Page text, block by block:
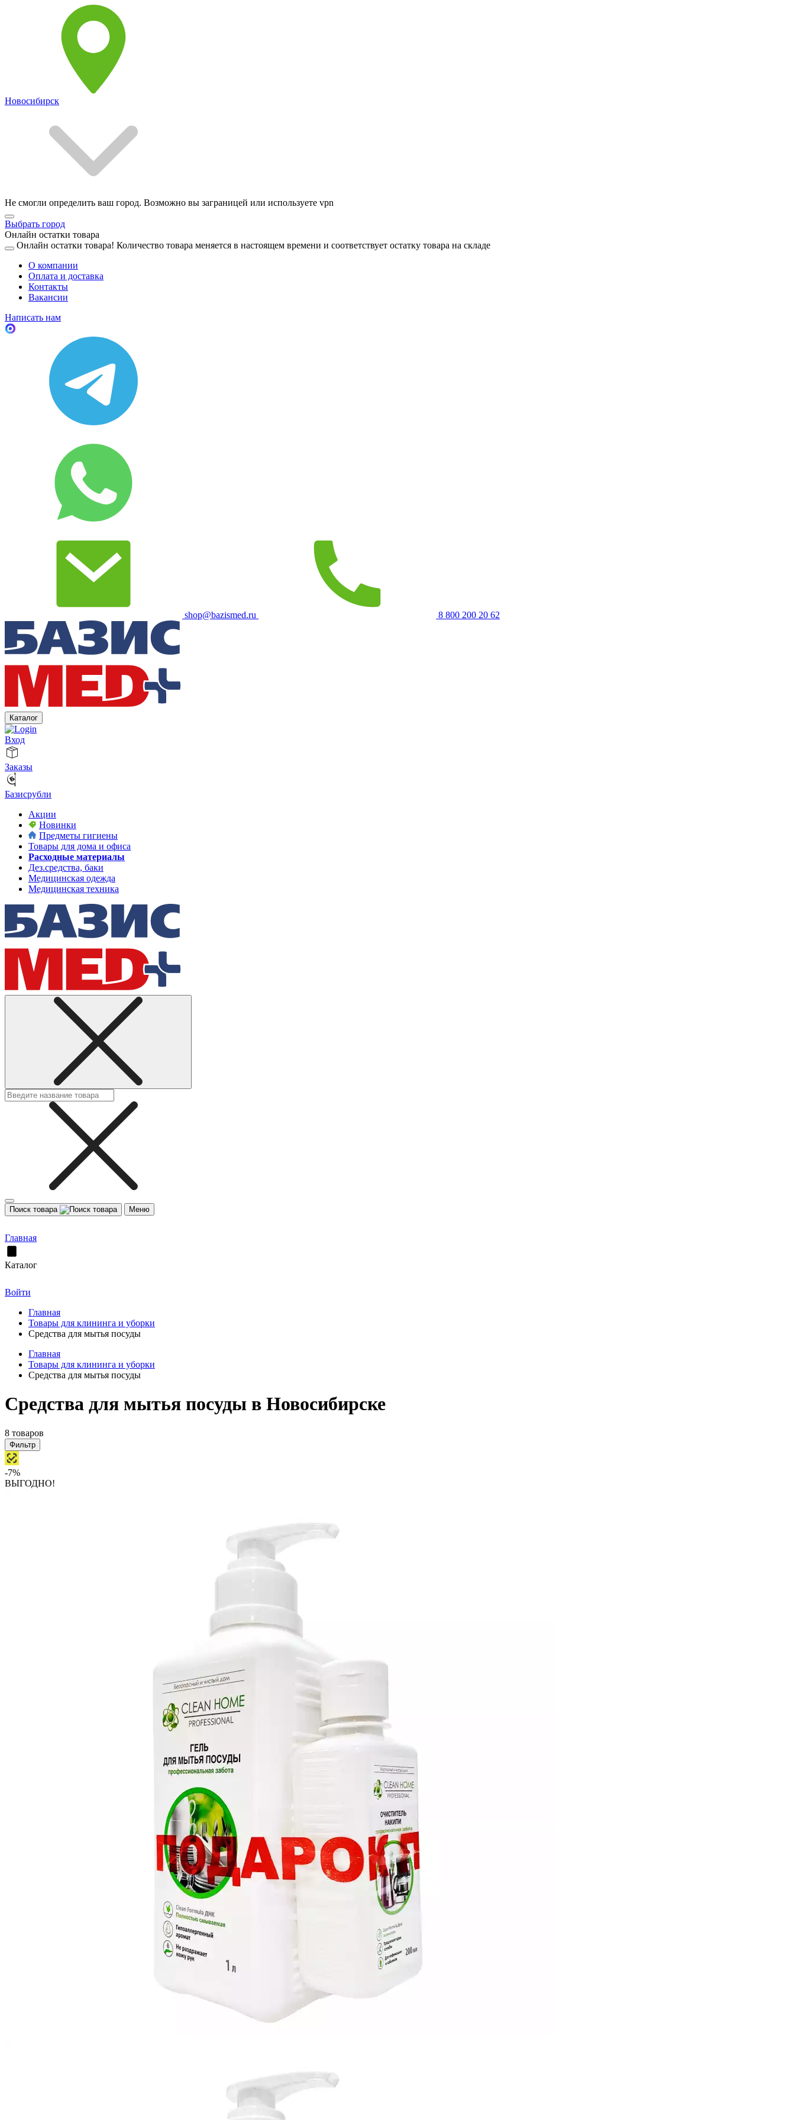
Новосибирск
Не смогли определить ваш город. Возможно вы заграницей или используете vpn
Выбрать город
Онлайн остатки товара
Онлайн остатки товара! Количество товара меняется в настоящем времени и соответствует остатку товара на складе
О компании
Оплата и доставка
Контакты
Вакансии
Написать нам
shop@bazismed.ru 8 800 200 20 62
Каталог
Вход
Заказы
Базисрубли
Акции
Новинки
Предметы гигиены
Товары для дома и офиса
Расходные материалы
Дез.средства, баки
Медицинская одежда
Медицинская техника
Поиск товара Меню
Главная
Каталог
Войти
Главная
Товары для клининга и уборки
Средства для мытья посуды
Главная
Товары для клининга и уборки
Средства для мытья посуды
Средства для мытья посуды в Новосибирске
8 товаров
Фильтр
-7%
ВЫГОДНО!